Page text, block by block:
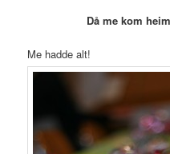
Då me kom
Me hadde alt!